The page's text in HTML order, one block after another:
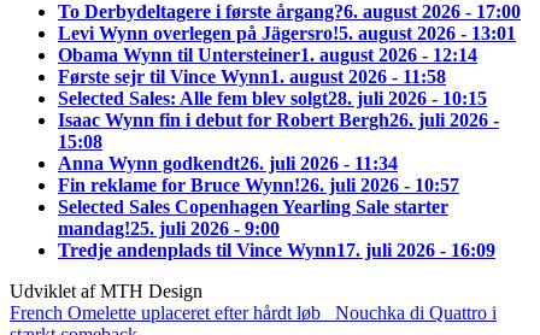
To Derbydeltagere i første årgang?6. august 2026 - 17:00
Levi Wynn overlegen på Jägersro!5. august 2026 - 13:01
Obama Wynn til Untersteiner1. august 2026 - 12:14
Første sejr til Vince Wynn1. august 2026 - 11:58
Selected Sales: Alle fem blev solgt28. juli 2026 - 10:15
Isaac Wynn fin i debut for Robert Bergh26. juli 2026 -
15:08
Anna Wynn godkendt26. juli 2026 - 11:34
Fin reklame for Bruce Wynn!26. juli 2026 - 10:57
Selected Sales Copenhagen Yearling Sale starter
mandag!25. juli 2026 - 9:00
Tredje andenplads til Vince Wynn17. juli 2026 - 16:09
Udviklet af MTH Design
French Omelette uplaceret efter hårdt løb
Nouchka di Quattro i